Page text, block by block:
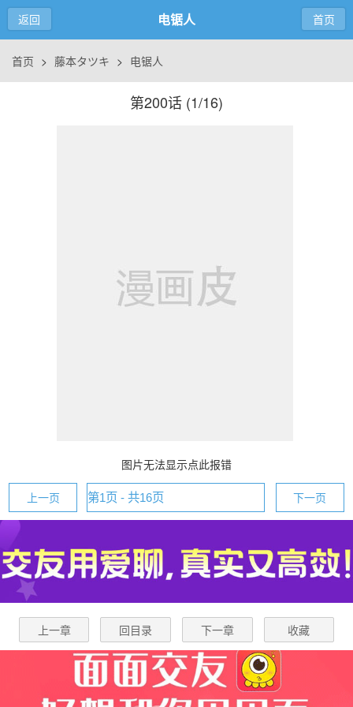
返回 电锯人 首页
首页 > 藤本タツキ > 电锯人
第200话 (1/16)
图片无法显示点此报错
上一页 下一页
上一章 回目录 下一章 收藏